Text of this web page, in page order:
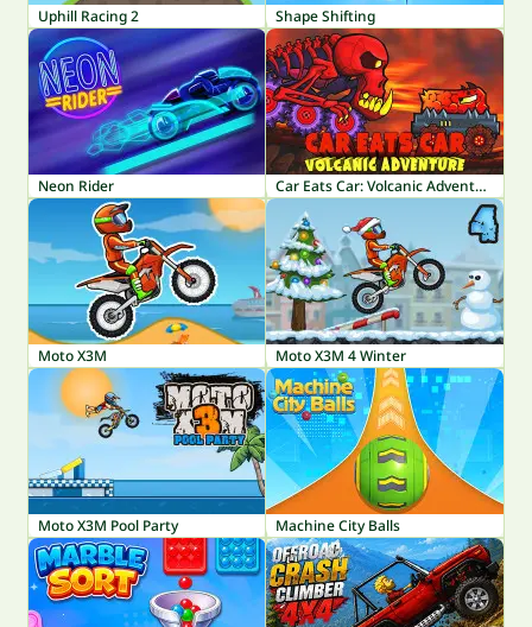
Uphill Racing 2 Shape Shifting
Neon Rider Car Eats Car: Volcanic Adventure
Moto X3M Moto X3M 4 Winter
Moto X3M Pool Party Machine City Balls